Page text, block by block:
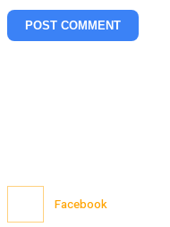
Facebook